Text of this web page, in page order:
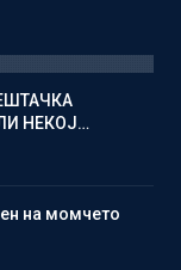
НЕКОЈ…
на момчето